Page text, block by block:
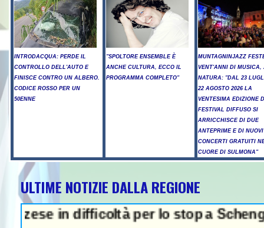
INTRODACQUA: PERDE IL
CONTROLLO DELL'AUTO E
FINISCE CONTRO UN ALBERO.
CODICE ROSSO PER UN
50ENNE
"SPOLTORE ENSEMBLE È
ANCHE CULTURA, ECCO IL
PROGRAMMA COMPLETO"
MUNTAGNINJAZZ
VENT'ANNI DI MUSICA,
NATURA: "DAL 23
22 AGOSTO 2026 LA
VENTESIMA EDIZIONE
FESTIVAL DIFFUSO SI
ARRICCHISCE DI DUE
ANTEPRIME E DI NUOVI
CONCERTI GRATUITI
CUORE DI SULMONA"
ULTIME NOTIZIE DALLA REGIONE
difficoltà per lo stop a Schengen-